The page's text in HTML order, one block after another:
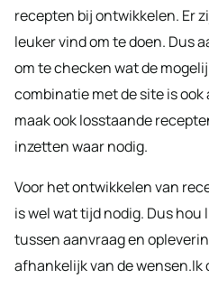
recepten bij ontwikkelen. Er
leuker vind om te doen. Dus
om te checken wat de
combinatie met de site is
maak ook losstaande
inzetten waar nodig.
Voor het ontwikkelen van
is wel wat tijd nodig. Dus
tussen aanvraag en
afhankelijk van de wensen.Ik